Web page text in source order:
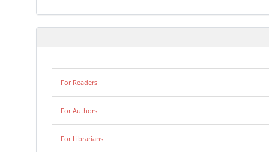
For Readers
For Authors
For Librarians